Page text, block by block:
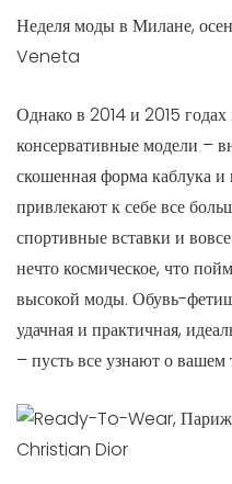
Неделя моды в Милане,
Veneta
Однако в 2014 и 2015
консервативные модели –
скошенная форма каблука и
привлекают к себе все
спортивные вставки и
нечто космическое, что
высокой моды. Обувь-
удачная и практичная,
– пусть все узнают о вашем